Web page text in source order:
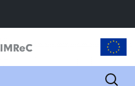
Пошук: